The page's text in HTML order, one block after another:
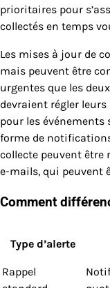
prioritaires pour
collectés en temps
Les mises à jour de
mais peuvent être
urgentes que les
devraient régler
pour les événements
forme de
collecte peuvent être
e-mails, qui peuvent
Comment
Type d’alerte
Rappel